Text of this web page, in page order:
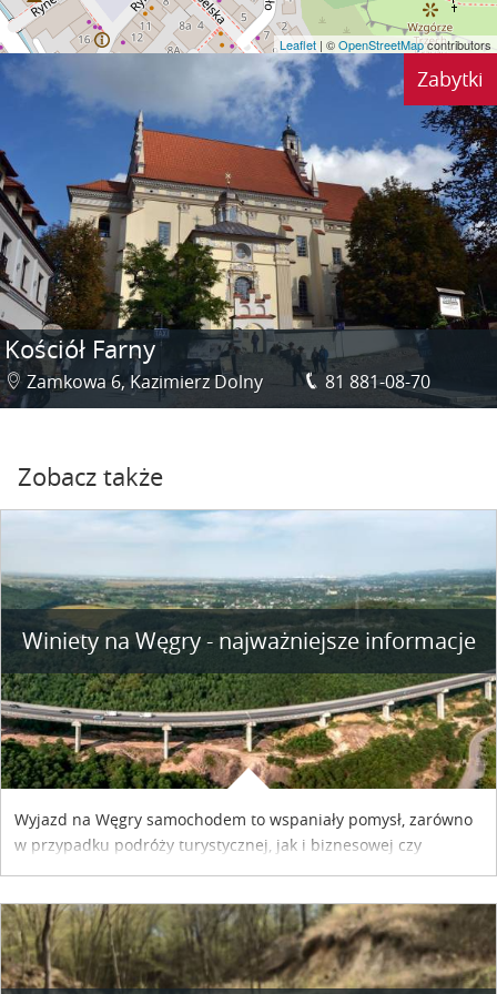
Leaflet | ©OpenStreetMapcontributors
Zabytki
Kościół Farny
Zamkowa 6, Kazimierz Dolny 81 881-08-70
Zobacz także
Winiety na Węgry - najważniejsze informacje
Wyjazd na Węgry samochodem to wspaniały pomysł, zarówno
w przypadku podróży turystycznej, jak i biznesowej czy
służbowej. Pamiętać tylko trzeba o wykupieniu winiety, co
współpracy reklamowej z Hungary Vignette.